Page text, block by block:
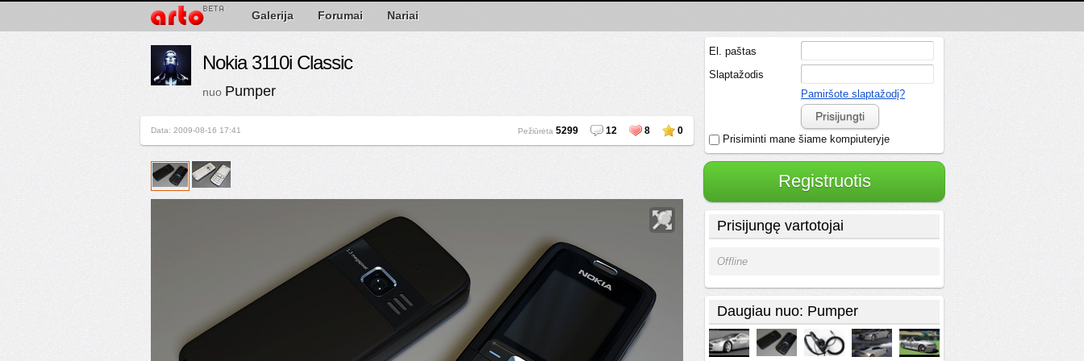
Galerija Forumai Nariai
El. paštas
Slaptažodis
Pamiršote slaptažodį?
Prisijungti
Prisiminti mane šiame kompiuteryje
Registruotis
Prisijungę vartotojai
Offline
Daugiau nuo: Pumper
Nokia 3110i Classic
nuo Pumper
0
8
12
Pežiūrėta 5299
Data: 2009-08-16 17:41